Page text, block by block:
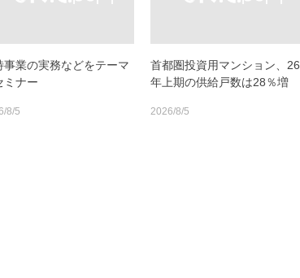
事業の実務などをテーマ
ミナー
8/5
首都圏投資用マンション、26
年上期の供給戸数は28％増
2026/8/5